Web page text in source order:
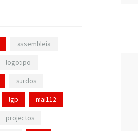
assembleia
logotipo
surdos
lgp mai112
projectos